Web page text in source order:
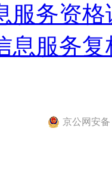
服务资
息服务
京公网安备